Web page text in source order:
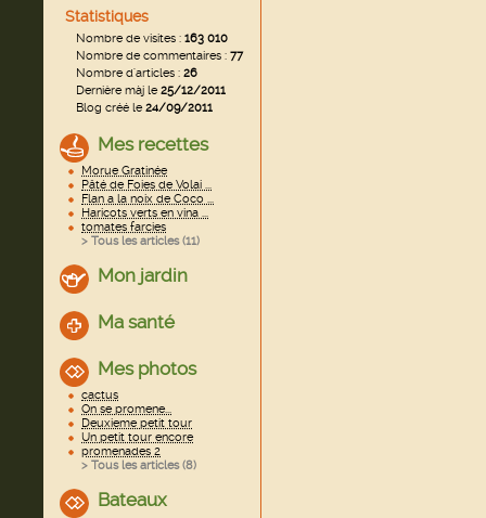
Statistiques
Nombre de visites : 163 010
Nombre de commentaires : 77
Nombre d'articles : 26
Dernière màj le25/12/2011
Blog créé le24/09/2011
Mes recettes
Morue Gratinée
Pâté de Foies de Volai ...
Flan a la noix de Coco ...
Haricots verts en vina ...
tomates farcies
> Tous les articles (11)
Mon jardin
Ma santé
Mes photos
cactus
On se promene...
Deuxieme petit tour
Un petit tour encore
promenades 2
> Tous les articles (8)
Bateaux